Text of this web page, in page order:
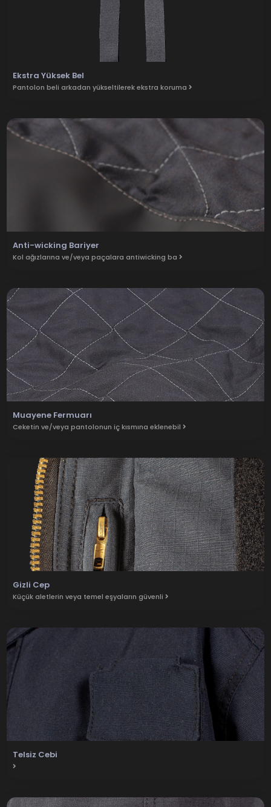
Ekstra Yüksek Bel
Pantolon beli arkadan yükseltilerek ekstra koruma
Anti-wicking Bariyer
Kol ağızlarına ve/veya paçalara antiwicking ba
Muayene Fermuarı
Ceketin ve/veya pantolonun iç kısmına eklenebil
Gizli Cep
Küçük aletlerin veya temel eşyaların güvenli
Telsiz Cebi